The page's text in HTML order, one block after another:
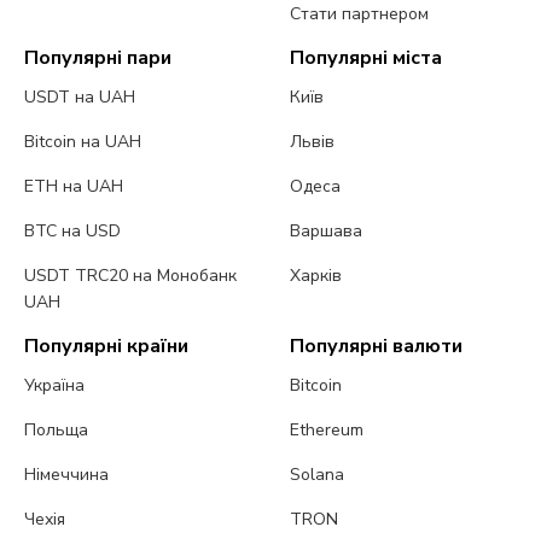
Стати партнером
Популярні пари
USDT на UAH
Bitcoin на UAH
ETH на UAH
BTC на USD
USDT TRC20 на Монобанк
UAH
Популярні міста
Київ
Львів
Одеса
Варшава
Харків
Популярні країни
Україна
Польща
Німеччина
Чехія
Популярні валюти
Bitcoin
Ethereum
Solana
TRON